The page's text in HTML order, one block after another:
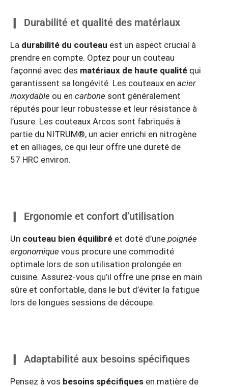
Durabilité et qualité des matériaux
La durabilité du couteau est un aspect crucial à
prendre en compte. Optez pour un couteau
façonné avec des matériaux de haute qualité qui
garantissent sa longévité. Les couteaux en acier
inoxydable ou en carbone sont généralement
réputés pour leur robustesse et leur résistance à
l’usure. Les couteaux Arcos sont fabriqués à
partie du NITRUM®, un acier enrichi en nitrogène
et en alliages, ce qui leur offre une dureté de
57 HRC environ.
Ergonomie et confort d’utilisation
Un couteau bien équilibré et doté d’une poignée
ergonomique vous procure une commodité
optimale lors de son utilisation prolongée en
cuisine. Assurez-vous qu’il offre une prise en main
sûre et confortable, dans le but d’éviter la fatigue
lors de longues sessions de découpe.
Adaptabilité aux besoins spécifiques
Pensez à vos besoins spécifiques en matière de